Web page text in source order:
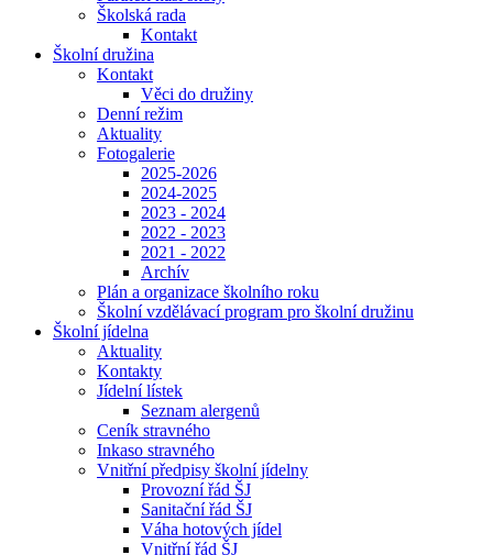
Školská rada
Kontakt
Školní družina
Kontakt
Věci do družiny
Denní režim
Aktuality
Fotogalerie
2025-2026
2024-2025
2023 - 2024
2022 - 2023
2021 - 2022
Archív
Plán a organizace školního roku
Školní vzdělávací program pro školní družinu
Školní jídelna
Aktuality
Kontakty
Jídelní lístek
Seznam alergenů
Ceník stravného
Inkaso stravného
Vnitřní předpisy školní jídelny
Provozní řád ŠJ
Sanitační řád ŠJ
Váha hotových jídel
Vnitřní řád ŠJ